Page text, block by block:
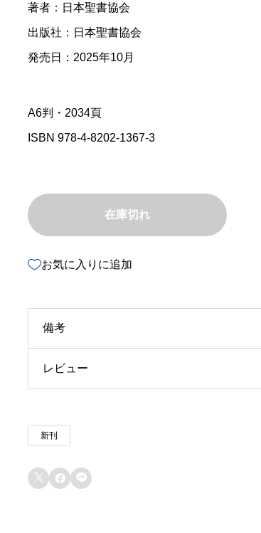
著者：日本聖書協会
出版社：日本聖書協会
発売日：2025年10月
A6判・2034頁
ISBN 978-4-8202-1367-3
在庫切れ
お気に入りに追加
備考
u30b5u30a4u30ba
u51fau7248u793e
u642du8f09u6b4cu96c6
レビュー
イン済みのユーザーのみレビューを残すこ
新刊
  